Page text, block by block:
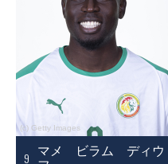
9
マメ ビラム ディウ